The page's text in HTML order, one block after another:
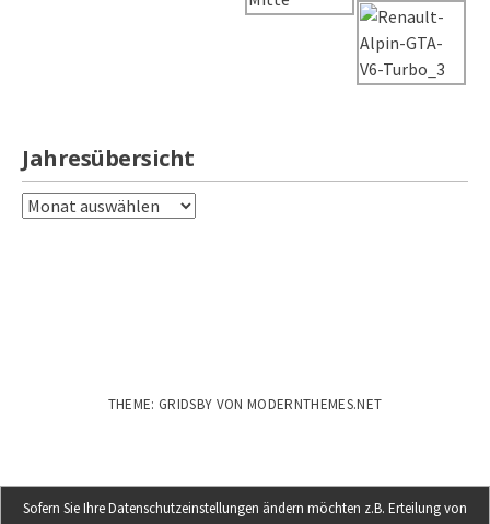
Jahresübersicht
Jahresübersicht
THEME: GRIDSBY VON MODERNTHEMES.NET
Sofern Sie Ihre Datenschutzeinstellungen ändern möchten z.B. Erteilung von